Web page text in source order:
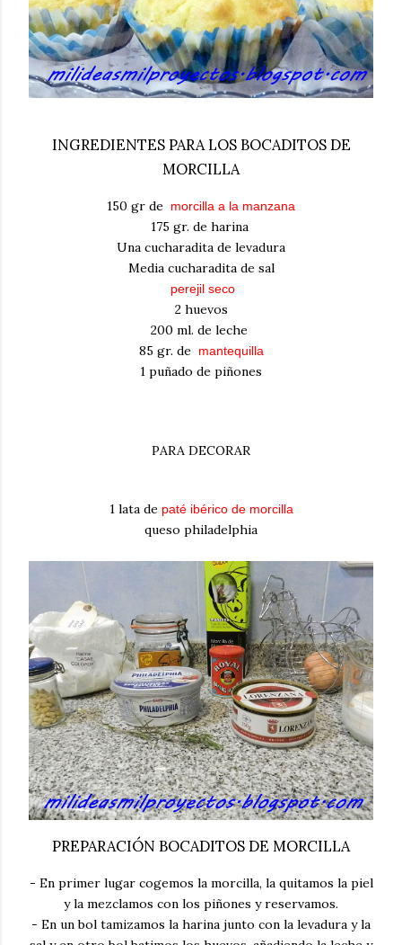
INGREDIENTES PARA LOS BOCADITOS DE
MORCILLA
150 gr de morcilla a la manzana
175 gr. de harina
Una cucharadita de levadura
Media cucharadita de sal
perejil seco
2 huevos
200 ml. de leche
85 gr. de mantequilla
1 puñado de piñones
PARA DECORAR
1 lata de paté ibérico de morcilla
queso philadelphia
PREPARACIÓN BOCADITOS DE MORCILLA
- En primer lugar cogemos la morcilla, la quitamos la piel
y la mezclamos con los piñones y reservamos.
- En un bol tamizamos la harina junto con la levadura y la